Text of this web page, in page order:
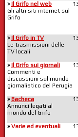
» Il Grifo nel web
Gli altri siti internet sul
Grifo
» Il Grifo in TV
Le trasmissioni delle
TV locali
» Il Grifo sui giornali
Commenti e
discussioni sul mondo
giornalistico del Perugia
» Bacheca
Annunci legati al
mondo del Grifo
» Varie ed eventuali